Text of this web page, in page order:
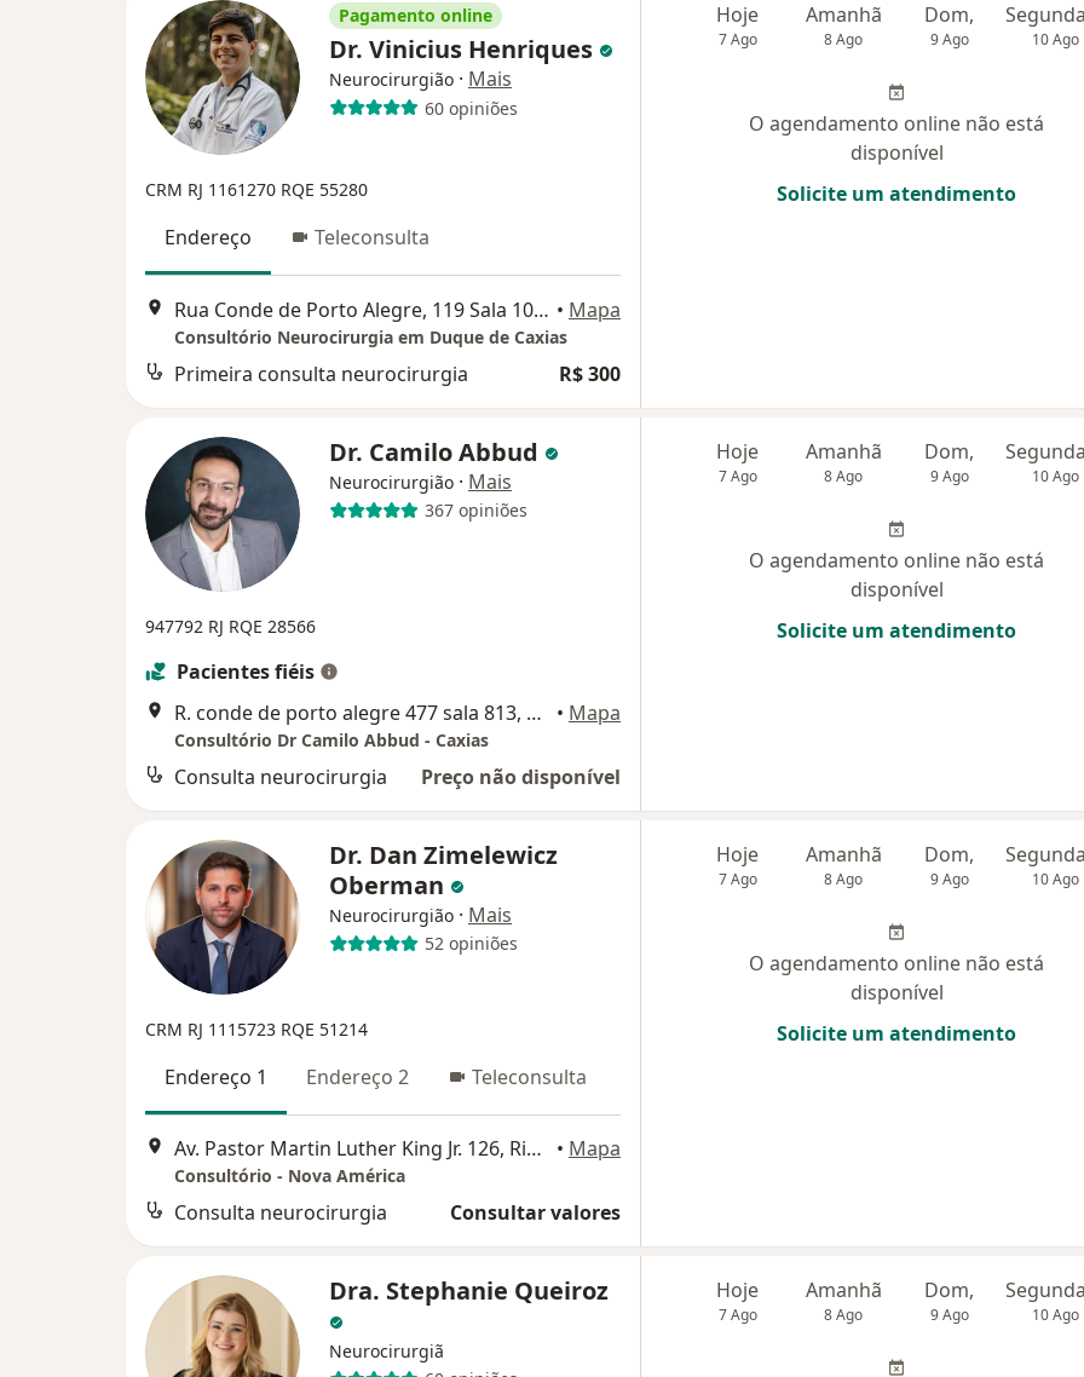
Pagamento online
Dr. Vinicius Henriques
Neurocirurgião · Mais
60 opiniões
CRM RJ 1161270 RQE 55280
Endereço Teleconsulta
Rua Conde de Porto Alegre, 119 Sala 1003, Duque de Caxias • Mapa
Consultório Neurocirurgia em Duque de Caxias
Primeira consulta neurocirurgia R$ 300
Hoje
7 Ago
Amanhã
8 Ago
Dom,
9 Ago 10 Ago
O agendamento online não está
disponível
Solicite um atendimento
Dr. Camilo Abbud
Neurocirurgião · Mais
367 opiniões
947792 RJ RQE 28566
Pacientes fiéis
R. conde de porto alegre 477 sala 813, Duque de Caxias
• Mapa
Consultório Dr Camilo Abbud - Caxias
Consulta neurocirurgia Preço não disponível
Hoje
7 Ago
Amanhã
8 Ago
Dom,
9 Ago 10 Ago
O agendamento online não está
disponível
Solicite um atendimento
Dr. Dan Zimelewicz
Oberman
Neurocirurgião · Mais
52 opiniões
CRM RJ 1115723 RQE 51214
Endereço 1 Endereço 2 Teleconsulta
Av. Pastor Martin Luther King Jr. 126, Rio de Janeiro • Mapa
Consultório - Nova América
Consulta neurocirurgia Consultar valores
Hoje
7 Ago
Amanhã
8 Ago
Dom,
9 Ago 10 Ago
O agendamento online não está
disponível
Solicite um atendimento
Dra. Stephanie Queiroz
Neurocirurgiã
Hoje
7 Ago
Amanhã
8 Ago
Dom,
9 Ago 10 Ago